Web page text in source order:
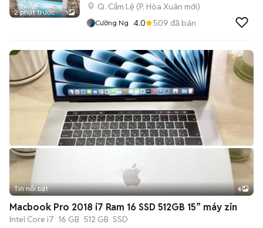
2 phút trước 1
Q. Cẩm Lệ (P. Hòa Xuân mới)
Cường Ng 4.0 509 đã bán
+2
Tin nổi bật 6
Macbook Pro 2018 i7 Ram 16 SSD 512GB 15” máy zin
Intel Core i7 16 GB 512 GB SSD